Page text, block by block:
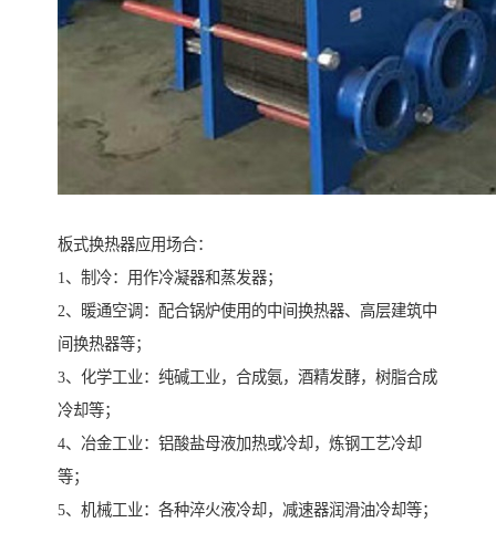
板式换热器应用场合：
1、制冷：用作冷凝器和蒸发器；
2、暖通空调：配合锅炉使用的中间换热器、高层建筑中
间换热器等；
3、化学工业：纯碱工业，合成氨，酒精发酵，树脂合成
冷却等；
4、冶金工业：铝酸盐母液加热或冷却，炼钢工艺冷却
等；
5、机械工业：各种淬火液冷却，减速器润滑油冷却等；